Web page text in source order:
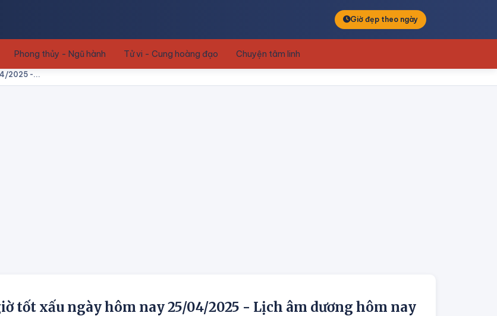
Giờ đẹp theo ngày
Phong thủy - Ngũ hành Tử vi - Cung hoàng đạo Chuyện tâm linh
2025 -...
tốt xấu ngày hôm nay 25/04/2025 - Lịch âm dương hôm nay